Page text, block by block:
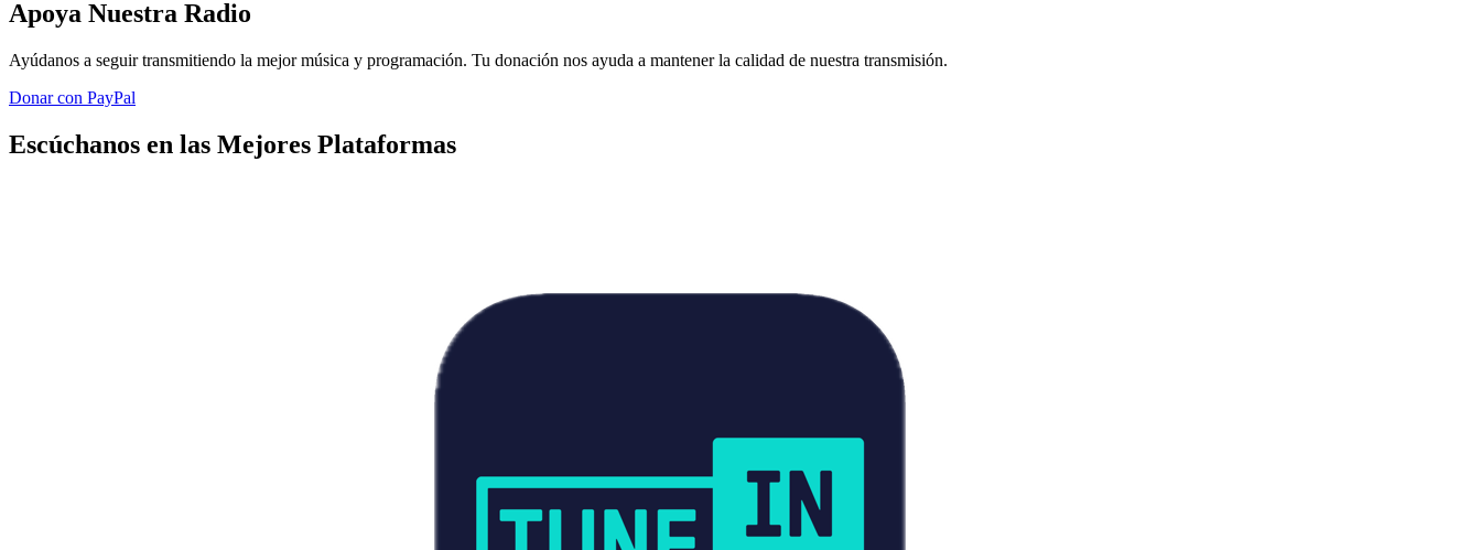
Apoya Nuestra Radio
Ayúdanos a seguir transmitiendo la mejor música y programación. Tu donación nos ayuda a mantener la calidad de nuestra transmisión.
Donar con PayPal
Escúchanos en las Mejores Plataformas